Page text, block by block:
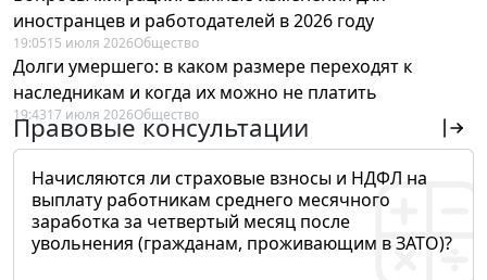
иностранцев и работодателей в 2026 году
19:0515 июля 2026Общество
Долги умершего: в каком размере переходят к
наследникам и когда их можно не платить
19:4317 июля 2026Общество
Правовые консультации
Начисляются ли страховые взносы и НДФЛ на
выплату работникам среднего месячного
заработка за четвертый месяц после
увольнения (гражданам, проживающим в ЗАТО)?